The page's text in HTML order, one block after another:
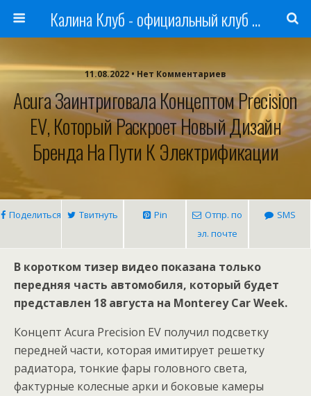
Калина Клуб - официальный клуб ЛАДА
11.08.2022 • Нет Комментариев
Acura Заинтриговала Концептом Precision
EV, Который Раскроет Новый Дизайн
Бренда На Пути К Электрификации
Поделиться Твитнуть Pin
Отпр. по
эл. почте
SMS
В коротком тизер видео показана только
передняя часть автомобиля, который будет
представлен 18 августа на Monterey Car Week.
Концепт Acura Precision EV получил подсветку
передней части, которая имитирует решетку
радиатора, тонкие фары головного света,
фактурные колесные арки и боковые камеры